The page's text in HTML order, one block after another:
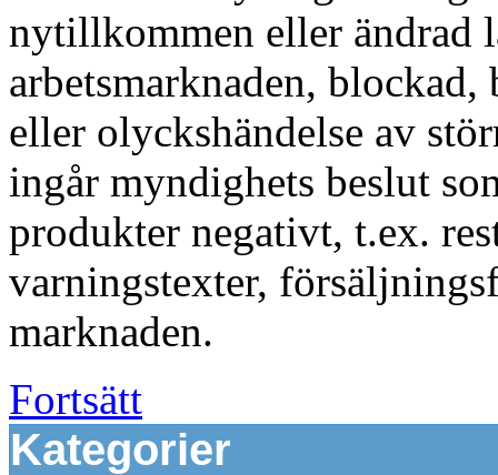
nytillkommen eller
arbetsmarknaden,
eller olyckshändelse av
ingår myndighets beslut
produkter negativt, t.ex.
varningstexter,
marknaden.
Fortsätt
Kategorier